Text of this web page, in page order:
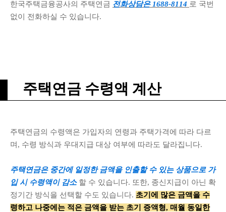
한국주택금융공사의 주택연금 전화상담은 1688-8114 로 국번
없이 전화하실 수 있습니다.
주택연금 수령액 계산
주택연금의 수령액은 가입자의 연령과 주택가격에 따라 다르
며, 수령 방식과 우대지급 대상 여부에 따라도 달라집니다.
주택연금은 중간에 일정한 금액을 인출할 수 있는 상품으로 가
입 시 수령액이 감소 할 수 있습니다. 또한, 종신지급이 아닌 확
정기간 방식을 선택할 수도 있습니다. 초기에 많은 금액을 수
령하고 나중에는 적은 금액을 받는 초기 증액형, 매월 동일한